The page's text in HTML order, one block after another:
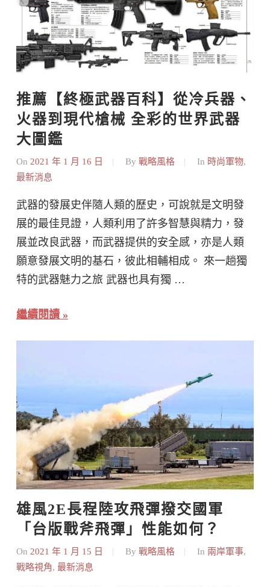
推薦【終極武器百科】從冷兵器、
火器到現代槍械 全彩的世界武器
大圖鑑
On 2021 年 1 月 16 日 By 戰略風格 In 時尚軍物,
最新消息
武器的發展史伴隨人類的歷史，可說就是文明發
展的最佳見證，人類利用了許多智慧與精力，發
展並改良武器，而武器提供的安全感，亦是人類
願意發展文明的基石，彼此相輔相成。 來一趟獨
特的武器魅力之旅 武器也具有獨 …
繼續閱讀
雄風2E長程陸攻飛彈撥交國軍
「台版戰斧飛彈」性能如何？
On 2021 年 1 月 15 日 By 戰略風格 In 兩岸軍事,
戰略視角, 最新消息